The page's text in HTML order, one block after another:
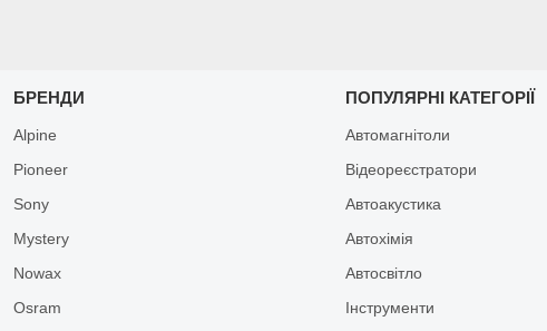
БРЕНДИ
Alpine
Pioneer
Sony
Mystery
Nowax
Osram
ПОПУЛЯРНІ КАТЕГОРІЇ
Автомагнітоли
Відеореєстратори
Автоакустика
Автохімія
Автосвітло
Інструменти